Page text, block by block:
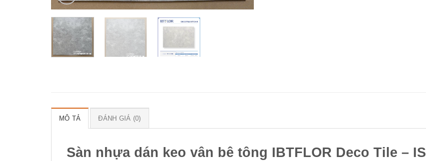
MÔ TẢ ĐÁNH GIÁ (0)
Sàn nhựa dán keo vân bê tông IBTFLOR Deco Tile – IS